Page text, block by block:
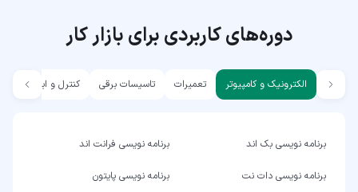
دوره‌های کاربردی برای بازار کار
الکترونیک و کامپیوتر تعمیرات تاسیسات برقی کنترل و ابزار دقیق
برنامه نویسی بک اند برنامه نویسی فرانت اند
برنامه نویسی دات نت برنامه نویسی پایتون